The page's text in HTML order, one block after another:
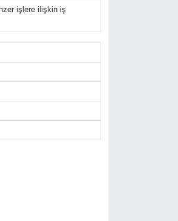
işlere ilişkin iş